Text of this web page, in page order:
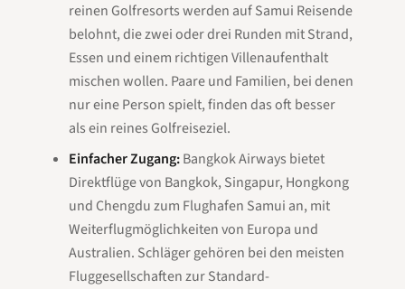
reinen Golfresorts werden auf Samui Reisende
belohnt, die zwei oder drei Runden mit Strand,
Essen und einem richtigen Villenaufenthalt
mischen wollen. Paare und Familien, bei denen
nur eine Person spielt, finden das oft besser
als ein reines Golfreiseziel.
Einfacher Zugang:Bangkok Airways bietet
Direktflüge von Bangkok, Singapur, Hongkong
und Chengdu zum Flughafen Samui an, mit
Weiterflugmöglichkeiten von Europa und
Australien. Schläger gehören bei den meisten
Fluggesellschaften zur Standard-